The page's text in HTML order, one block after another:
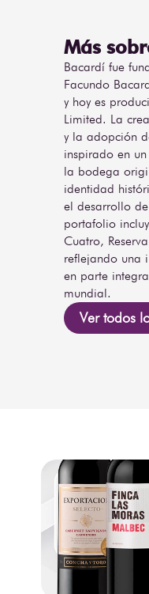
Más
Bacardí fue
Facundo
y hoy es
Limited. La
y la adopción
inspirado en
la bodega
identidad
el desarrollo
portafolio
Cuatro,
reflejando una
en parte
mundial.
Ver todos